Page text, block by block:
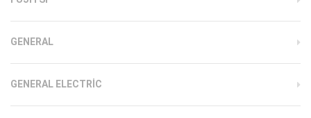
GENERAL
GENERAL ELECTRIC